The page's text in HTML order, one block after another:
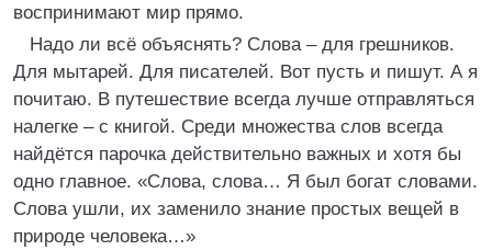
воспринимают мир прямо.
Надо ли всё объяснять? Слова – для грешников.
Для мытарей. Для писателей. Вот пусть и пишут. А я
почитаю. В путешествие всегда лучше отправляться
налегке – с книгой. Среди множества слов всегда
найдётся парочка действительно важных и хотя бы
одно главное. «Слова, слова… Я был богат словами.
Слова ушли, их заменило знание простых вещей в
природе человека…»